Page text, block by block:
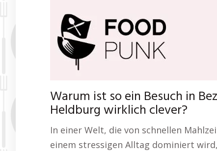
Warum ist so ein Besuch in
Heldburg wirklich clever?
In einer Welt, die von schnellen
einem stressigen Alltag dominiert